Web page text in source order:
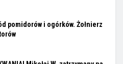
pomidorów i ogórków. Żołnierz